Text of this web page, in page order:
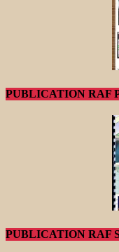
PUBLICATION RAF
PUBLICATION RAF